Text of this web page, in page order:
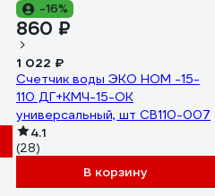
-16%
860 ₽
1 022 ₽
Счетчик воды ЭКО НОМ -15-
110 ДГ+КМЧ-15-ОК
универсальный, шт СВ110-007
4.1
(28)
В корзину